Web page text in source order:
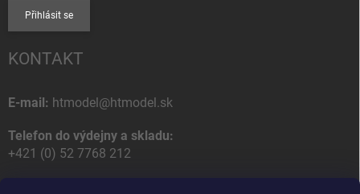
Přihlásit se
KONTAKT
E-mail: htmodel@htmodel.sk
Telefon do výdejny a skladu:
+421 (0) 52 7768 212